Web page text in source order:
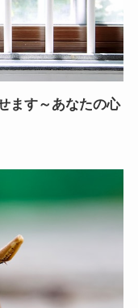
ます～あなたの心